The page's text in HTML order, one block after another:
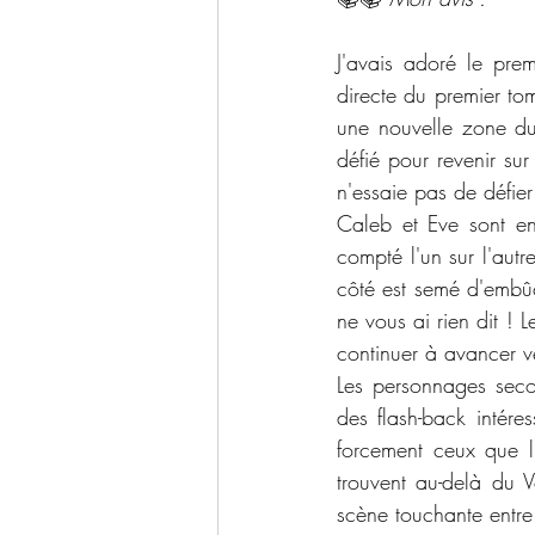
J'avais adoré le
directe du premier
une nouvelle zone
défié pour revenir
n'essaie pas de
Caleb et Eve sont
compté l'un sur
côté est semé
ne vous ai rien dit !
continuer à avancer
Les personnages
des flash-back
forcement ceux que
trouvent au-delà du
scène touchante